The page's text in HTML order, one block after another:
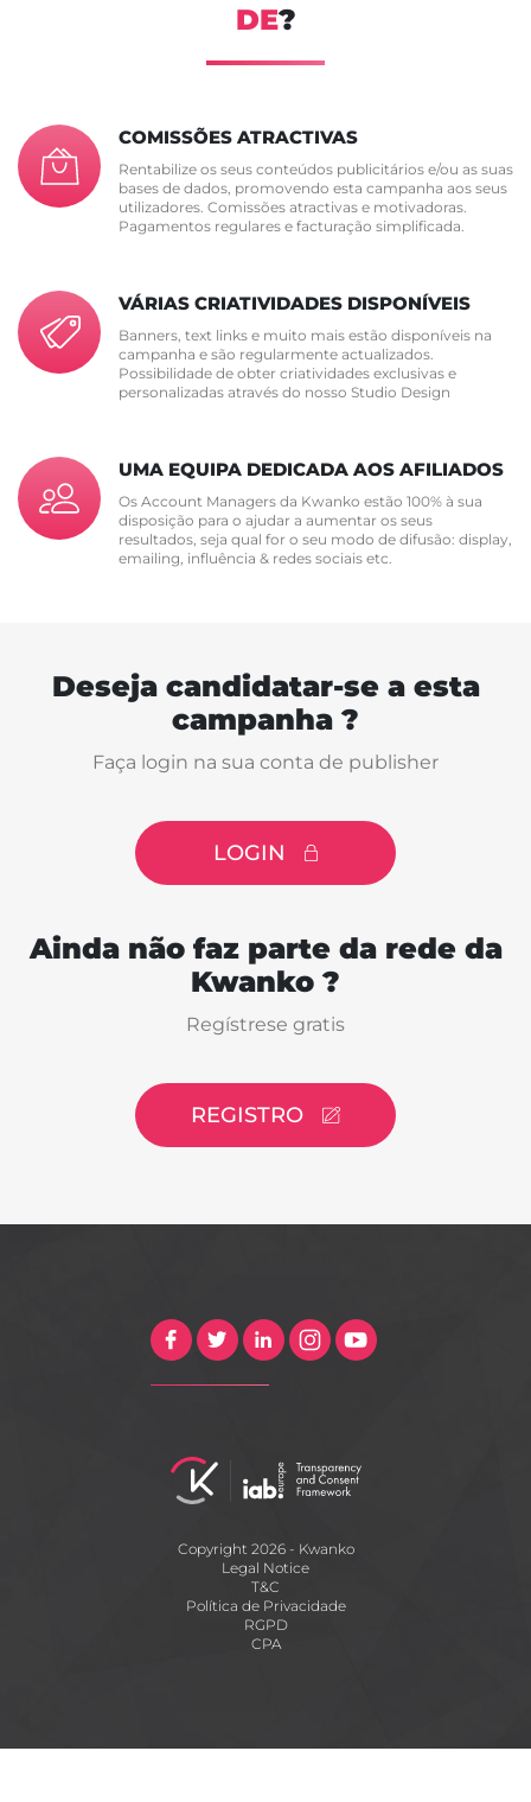
DE?
COMISSÕES ATRACTIVAS
Rentabilize os seus conteúdos publicitários e/ou as suas
bases de dados, promovendo esta campanha aos seus
utilizadores. Comissões atractivas e motivadoras.
Pagamentos regulares e facturação simplificada.
VÁRIAS CRIATIVIDADES DISPONÍVEIS
Banners, text links e muito mais estão disponíveis na
campanha e são regularmente actualizados.
Possibilidade de obter criatividades exclusivas e
personalizadas através do nosso Studio Design
UMA EQUIPA DEDICADA AOS AFILIADOS
Os Account Managers da Kwanko estão 100% à sua
disposição para o ajudar a aumentar os seus
resultados, seja qual for o seu modo de difusão: display,
emailing, influência & redes sociais etc.
Deseja candidatar-se a esta
campanha ?
Faça login na sua conta de publisher
LOGIN
Ainda não faz parte da rede da
Kwanko ?
Regístrese gratis
REGISTRO
Copyright 2026 - Kwanko
Legal Notice
T&C
Política de Privacidade
RGPD
CPA